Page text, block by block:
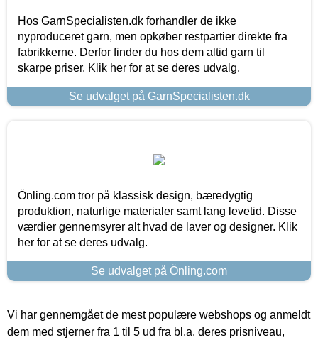
Hos GarnSpecialisten.dk forhandler de ikke
nyproduceret garn, men opkøber restpartier direkte fra
fabrikkerne. Derfor finder du hos dem altid garn til
skarpe priser. Klik her for at se deres udvalg.
Se udvalget på GarnSpecialisten.dk
Önling.com tror på klassisk design, bæredygtig
produktion, naturlige materialer samt lang levetid. Disse
værdier gennemsyrer alt hvad de laver og designer. Klik
her for at se deres udvalg.
Se udvalget på Önling.com
Vi har gennemgået de mest populære webshops og anmeldt
dem med stjerner fra 1 til 5 ud fra bl.a. deres prisniveau,